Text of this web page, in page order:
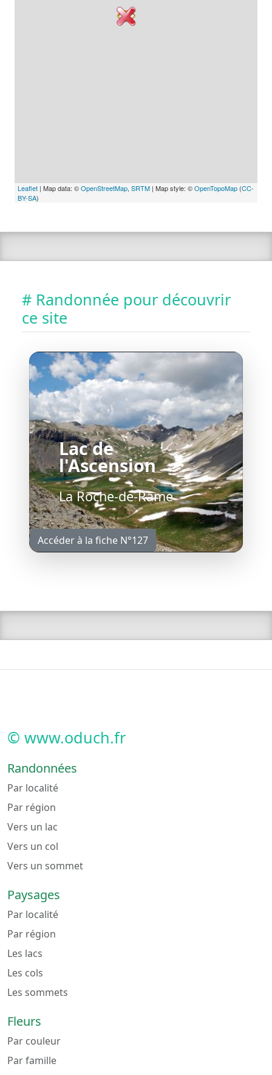
Leaflet | Map data: ©OpenStreetMap, SRTM | Map style: ©OpenTopoMap (CC-
BY-SA)
# Randonnée pour découvrir
ce site
Lac de
l'Ascension
La Roche-de-Rame
Accéder à la fiche N°127
© www.oduch.fr
Randonnées
Par localité
Par région
Vers un lac
Vers un col
Vers un sommet
Paysages
Par localité
Par région
Les lacs
Les cols
Les sommets
Fleurs
Par couleur
Par famille